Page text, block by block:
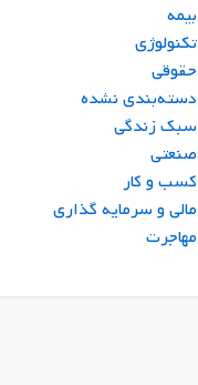
بیمه
تکنولوژی
حقوقی
دسته‌بندی نشده
سبک زندگی
صنعتی
کسب و کار
مالی و سرمایه گذاری
مهاجرت